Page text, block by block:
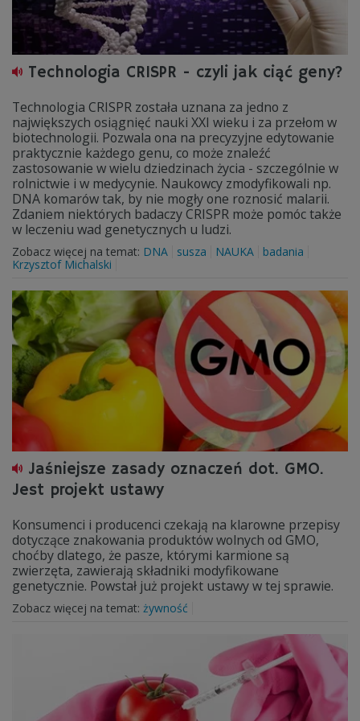
Technologia CRISPR - czyli jak ciąć geny?
Technologia CRISPR została uznana za jedno z
największych osiągnięć nauki XXI wieku i za przełom w
biotechnologii. Pozwala ona na precyzyjne edytowanie
praktycznie każdego genu, co może znaleźć
zastosowanie w wielu dziedzinach życia - szczególnie w
rolnictwie i w medycynie. Naukowcy zmodyfikowali np.
DNA komarów tak, by nie mogły one roznosić malarii.
Zdaniem niektórych badaczy CRISPR może pomóc także
w leczeniu wad genetycznych u ludzi.
Zobacz więcej na temat: DNA susza NAUKA
badania
Krzysztof Michalski
Jaśniejsze zasady oznaczeń dot. GMO.
Jest projekt ustawy
Konsumenci i producenci czekają na klarowne przepisy
dotyczące znakowania produktów wolnych od GMO,
choćby dlatego, że pasze, którymi karmione są
zwierzęta, zawierają składniki modyfikowane
genetycznie. Powstał już projekt ustawy w tej sprawie.
Zobacz więcej na temat: żywność